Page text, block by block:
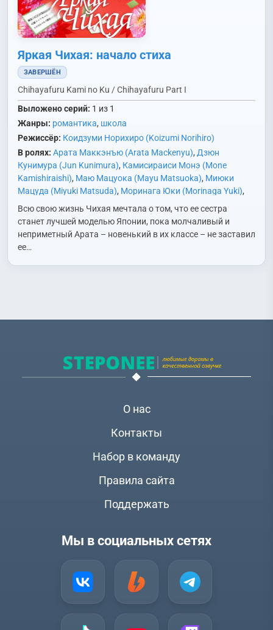
Яркая Чихая: начало стиха
ЗАВЕРШЁН
Chihayafuru Kami no Ku / Chihayafuru Part I
Выложено серий: 1 из 1
Жанры: романтика, школа
Режиссёр: Коидзуми Норихиро (Koizumi Norihiro)
В ролях: Арата Маккэнъю (Arata Mackenyu), Дзюн
Кунимура (Jun Kunimura), Камисираиси Монэ (Mone
Kamishiraishi), Маю Мацуока (Mayu Matsuoka), Миюки
Мацуда (Miyuki Matsuda), Моринага Юки (Morinaga Yuki),
Номура Сюхэй (Shuhei Nomura)
Симидзу Хироя (Hiroya Shimizu)
Хиросэ Судзу
(Suzu Hirose) , Ямото Юма (Yamoto Yuma)
Всю свою жизнь Чихая мечтала о том, что ее сестра
станет лучшей моделью Японии, пока молчаливый и
неприметный Арата – новенький в их классе – не заставил
ее…
О нас
Контакты
Набор в команду
Правила сайта
Поддержать
Мы в социальных сетях